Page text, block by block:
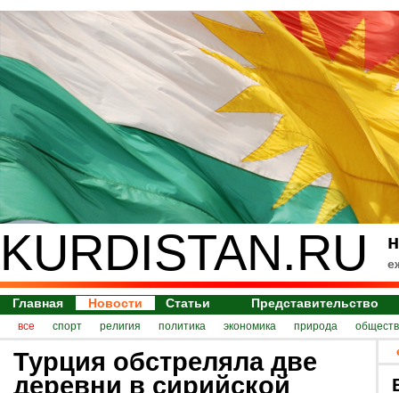
KURDISTAN.RU
Главная Новости Статьи Представительство
все спорт религия политика экономика природа
Турция обстреляла две
деревни в сирийской